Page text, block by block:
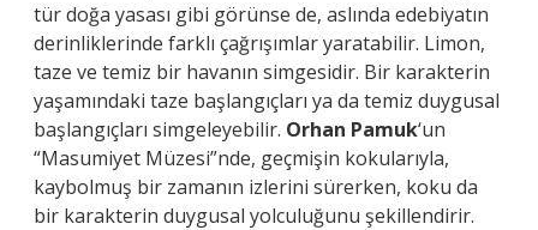
tür doğa yasası gibi görünse de, aslında edebiyatın
derinliklerinde farklı çağrışımlar yaratabilir. Limon,
taze ve temiz bir havanın simgesidir. Bir karakterin
yaşamındaki taze başlangıçları ya da temiz duygusal
başlangıçları simgeleyebilir. Orhan Pamuk‘un
“Masumiyet Müzesi”nde, geçmişin kokularıyla,
kaybolmuş bir zamanın izlerini sürerken, koku da
bir karakterin duygusal yolculuğunu şekillendirir.